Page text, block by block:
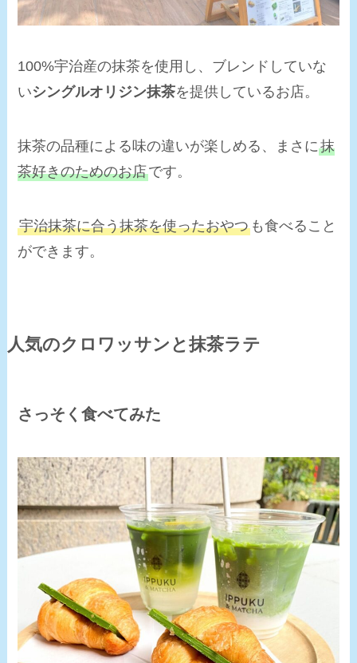
100%宇治産の抹茶を使用し、ブレンドしていな
いシングルオリジン抹茶を提供しているお店。
抹茶の品種による味の違いが楽しめる、まさに抹
茶好きのためのお店です。
宇治抹茶に合う抹茶を使ったおやつ も食べること
ができます。
人気のクロワッサンと抹茶ラテ
さっそく食べてみた